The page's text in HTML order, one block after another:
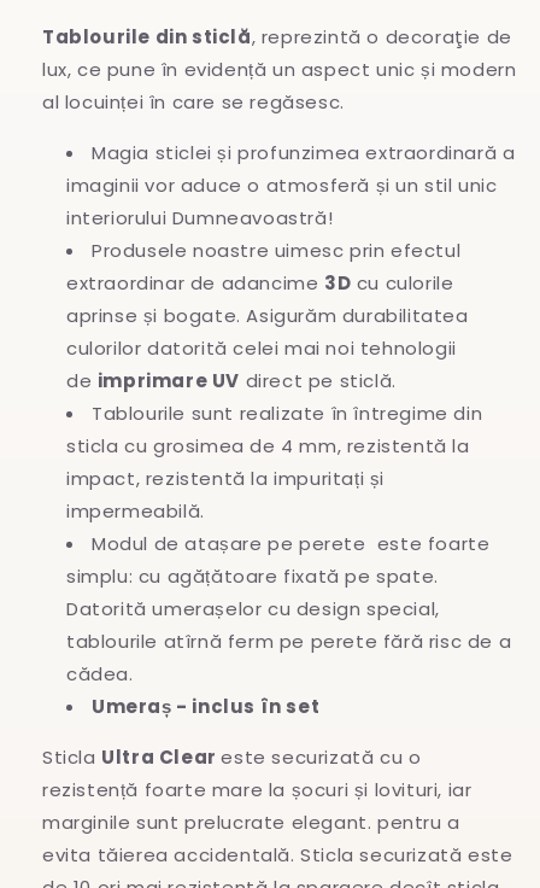
Tablourile din sticlă, reprezintă o decoraţie de
lux, ce pune în evidență un aspect unic și modern
al locuinței în care se regăsesc.
Magia sticlei și profunzimea extraordinară a
imaginii vor aduce o atmosferă și un stil unic
interiorului Dumneavoastră!
Produsele noastre uimesc prin efectul
extraordinar de adancime 3D cu culorile
aprinse și bogate. Asigurăm durabilitatea
culorilor datorită celei mai noi tehnologii
de imprimare UV direct pe sticlă.
Tablourile sunt realizate în întregimedin
sticla cu grosimea de 4 mm, rezistentă la
impact, rezistentă la impuritați și
impermeabilă.
Modul de atașare pe perete este foarte
simplu: cu agățătoare fixată pe spate.
Datorită umerașelor cu design special,
tablourile atîrnă ferm pe perete fără risc de a
cădea.
Umeraș - inclus în set
Sticla Ultra Cleareste securizată cu o
rezistență foarte mare la șocuri și lovituri, iar
marginile sunt prelucrate elegant. pentru a
evita tăierea accidentală. Sticla securizată este